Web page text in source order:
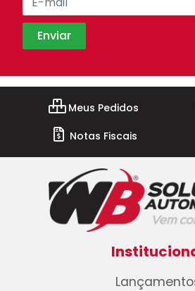
Meus Pedidos
Notas Fiscais